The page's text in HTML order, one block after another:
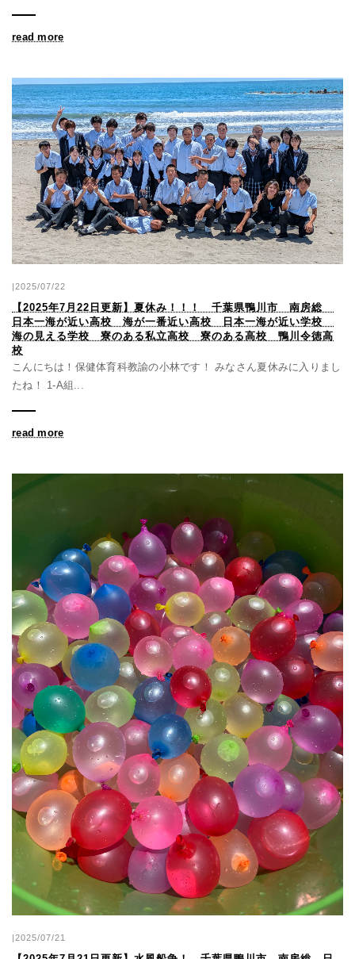
read more
|2025/07/22
【2025年7月22日更新】夏休み！！！ 千葉県鴨川市 南房総
日本一海が近い高校 海が一番近い高校 日本一海が近い学校
海の見える学校 寮のある私立高校 寮のある高校 鴨川令徳高
校
こんにちは！保健体育科教諭の小林です！ みなさん夏休みに入りまし
たね！ 1-A組...
read more
|2025/07/21